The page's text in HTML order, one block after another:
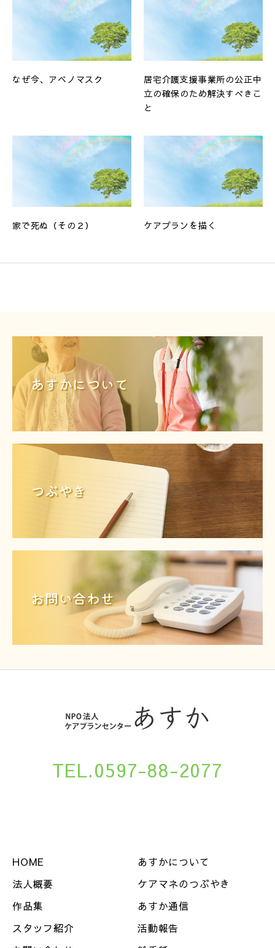
なぜ今、アベノマスク
居宅介護支援事業所の公正中
立の確保のため解決すべきこ
と
家で死ぬ（その２） ケアプランを描く
あすかについて
つぶやき
お問い合わせ
TEL.0597-88-2077
HOME
あすかについて
法人概要
ケアマネのつぶやき
作品集
あすか通信
スタッフ紹介
活動報告